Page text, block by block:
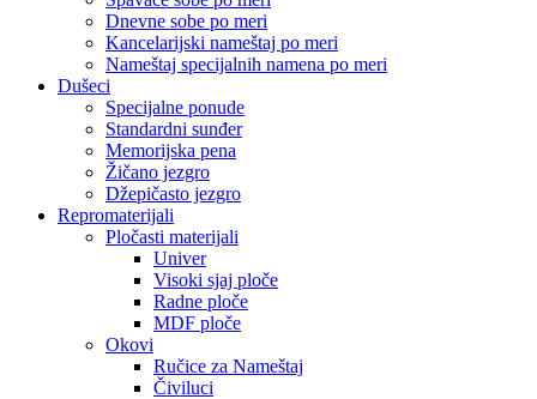
Dnevne sobe po meri
Kancelarijski nameštaj po meri
Nameštaj specijalnih namena po meri
Dušeci
Specijalne ponude
Standardni sunđer
Memorijska pena
Žičano jezgro
Džepičasto jezgro
Repromaterijali
Pločasti materijali
Univer
Visoki sjaj ploče
Radne ploče
MDF ploče
Okovi
Ručice za Nameštaj
Čiviluci